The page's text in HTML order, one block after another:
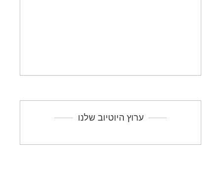
ערוץ היוטיוב שלנו